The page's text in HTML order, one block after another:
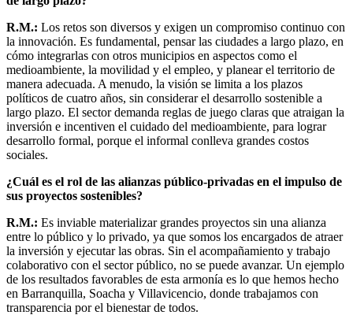
R.M.: Los retos son diversos y exigen un compromiso continuo con
la innovación. Es fundamental, pensar las ciudades a largo plazo, en
cómo integrarlas con otros municipios en aspectos como el
medioambiente, la movilidad y el empleo, y planear el territorio de
manera adecuada. A menudo, la visión se limita a los plazos
políticos de cuatro años, sin considerar el desarrollo sostenible a
largo plazo. El sector demanda reglas de juego claras que atraigan la
inversión e incentiven el cuidado del medioambiente, para lograr
desarrollo formal, porque el informal conlleva grandes costos
sociales.
¿Cuál es el rol de las alianzas público-privadas en el impulso de
sus proyectos sostenibles?
R.M.: Es inviable materializar grandes proyectos sin una alianza
entre lo público y lo privado, ya que somos los encargados de atraer
la inversión y ejecutar las obras. Sin el acompañamiento y trabajo
colaborativo con el sector público, no se puede avanzar. Un ejemplo
de los resultados favorables de esta armonía es lo que hemos hecho
en Barranquilla, Soacha y Villavicencio, donde trabajamos con
transparencia por el bienestar de todos.